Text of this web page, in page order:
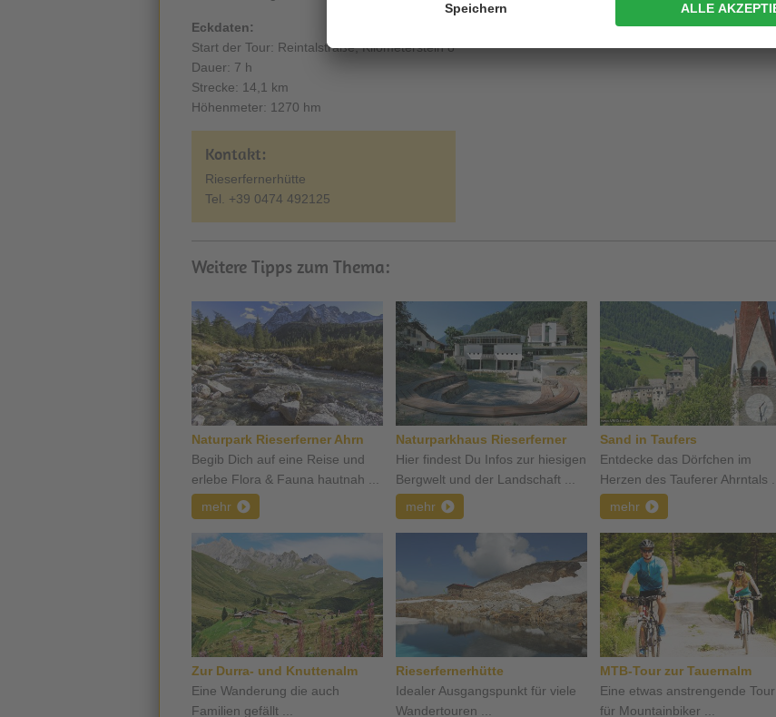
Eckdaten:
Start der Tour: Reintalstraße, Kilometerstein 8
Dauer: 7 h
Strecke: 14,1 km
Höhenmeter: 1270 hm
Kontakt:
Rieserfernerhütte
Tel. +39 0474 492125
Weitere Tipps zum Thema:
Naturpark Rieserferner Ahrn
Begib Dich auf eine Reise und
erlebe Flora & Fauna hautnah ...
mehr
Naturparkhaus Rieserferner
Hier findest Du Infos zur hiesigen
Bergwelt und der Landschaft ...
mehr
Sand in Taufers
Entdecke das Dörfchen im
Herzen des Tauferer Ahrntals ...
mehr
Zur Durra- und Knuttenalm
Eine Wanderung die auch
Familien gefällt ...
Rieserfernerhütte
Idealer Ausgangspunkt für viele
Wandertouren ...
MTB-Tour zur Tauernalm
Eine etwas anstrengende Tour
für Mountainbiker ...